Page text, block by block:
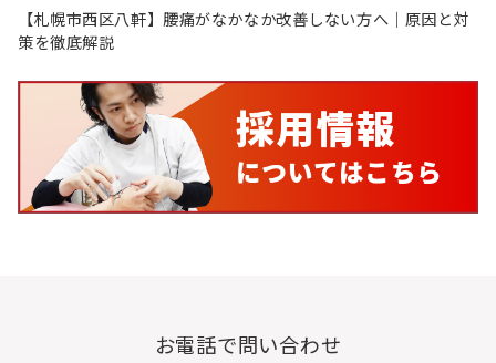
【札幌市西区八軒】腰痛がなかなか改善しない方へ｜原因と対
策を徹底解説
お電話で問い合わせ